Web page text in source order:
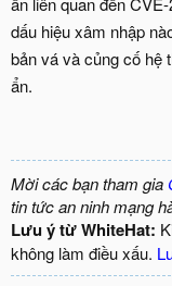
dấu hiệu xâm nhập
bản vá và củng cố hệ
ẩn.
Mời các bạn tham gia
tin tức an ninh mạng
Lưu ý từ WhiteHat:
không làm điều xấu.